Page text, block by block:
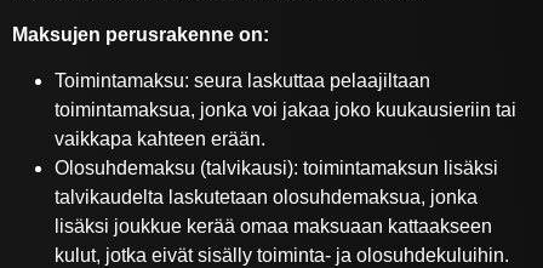
Maksujen perusrakenne on:
Toimintamaksu: seura laskuttaa pelaajiltaan
toimintamaksua, jonka voi jakaa joko kuukausieriin tai
vaikkapa kahteen erään.
Olosuhdemaksu (talvikausi): toimintamaksun lisäksi
talvikaudelta laskutetaan olosuhdemaksua, jonka
lisäksi joukkue kerää omaa maksuaan kattaakseen
kulut, jotka eivät sisälly toiminta- ja olosuhdekuluihin.